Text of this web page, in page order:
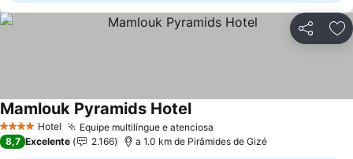
Partilhar
4 EstrelasHotel Equipe multilíngue e atenciosa
Mamlouk Pyramids HotelVer preços
8,7 Excelente 2.166 a 1.0 km de Pirâmides de Gizé